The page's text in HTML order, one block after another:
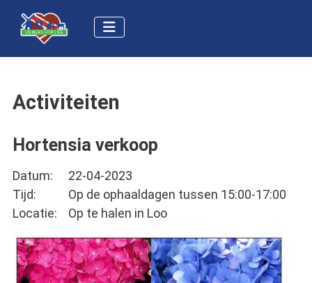
Activiteiten
Hortensia verkoop
Datum:
22-04-2023
Tijd:
Op de ophaaldagen tussen 15:00-17:00
Locatie:
Op te halen in Loo